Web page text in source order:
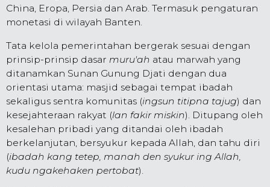
China, Eropa, Persia dan Arab. Termasuk pengaturan
monetasi di wilayah Banten.
Tata kelola pemerintahan bergerak sesuai dengan
prinsip-prinsip dasar muru'ah atau marwah yang
ditanamkan Sunan Gunung Djati dengan dua
orientasi utama: masjid sebagai tempat ibadah
sekaligus sentra komunitas (ingsun titipna tajug) dan
kesejahteraan rakyat (lan fakir miskin). Ditupang oleh
kesalehan pribadi yang ditandai oleh ibadah
berkelanjutan, bersyukur kepada Allah, dan tahu diri
(ibadah kang tetep, manah den syukur ing Allah,
kudu ngakehaken pertobat).